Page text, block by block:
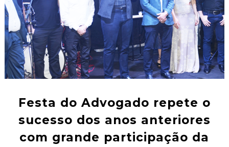
Festa do Advogado repete o
sucesso dos anos anteriores
com grande participação da